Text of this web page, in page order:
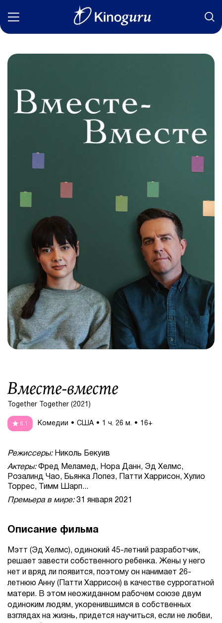
Статьи
Сериалы
О нас
Авторы
Вместе-вместе
Together Together (2021)
6.1 Комедии США 1 ч. 26 м. 16+
Режиссеры:Николь Бекуив
Актеры:Фред Меламед, Нора Данн, Эд Хелмс,
Розалинд Чао, Бьянка Лопез, Патти Харрисон, Хулио
Торрес, Тимм Шарп...
Премьера в мире:31 января 2021
Описание фильма
Мэтт (Эд Хелмс), одинокий 45-летний разработчик,
решает завести собственного ребенка. Жены у него
нет и вряд ли появится, поэтому он нанимает 26-
летнюю Анну (Патти Харрисон) в качестве суррогатной
матери. В этом неожиданном рабочем союзе двум
одиноким людям, укоренившимся в собственных
взглядах на жизнь, придется научиться, если не любви,